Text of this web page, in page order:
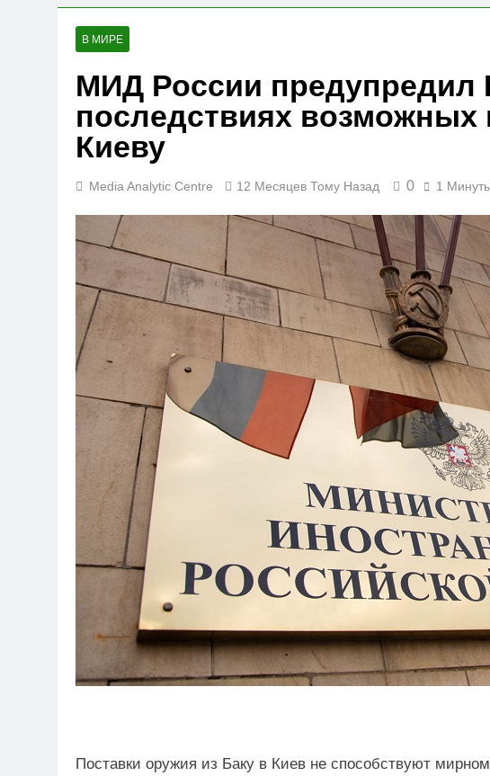
В МИРЕ
МИД России предупредил
последствиях возможных
Киеву
Media Analytic Centre 12 Месяцев Тому Назад 0 1
Поставки оружия из Баку в Киев не способствуют